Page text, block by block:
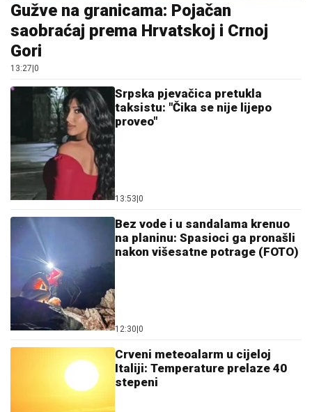
Gužve na granicama: Pojačan
saobraćaj prema Hrvatskoj i Crnoj
Gori
13:27 0
Srpska pjevačica pretukla
taksistu: "Čika se nije lijepo
proveo"
13:53 0
Bez vode i u sandalama krenuo
na planinu: Spasioci ga pronašli
nakon višesatne potrage (FOTO)
12:30 0
Crveni meteoalarm u cijeloj
Italiji: Temperature prelaze 40
stepeni